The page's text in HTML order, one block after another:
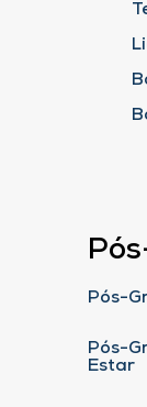
Pós-
Pós-
Estar